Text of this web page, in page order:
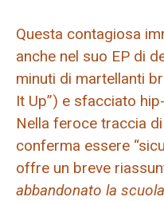
Questa contagiosa
anche nel suo EP di
minuti di martellanti
It Up”) e sfacciato
Nella feroce traccia di
conferma essere
offre un breve
abbandonato la